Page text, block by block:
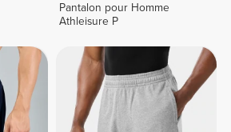
Pantalon pour Homme
Athleisure P